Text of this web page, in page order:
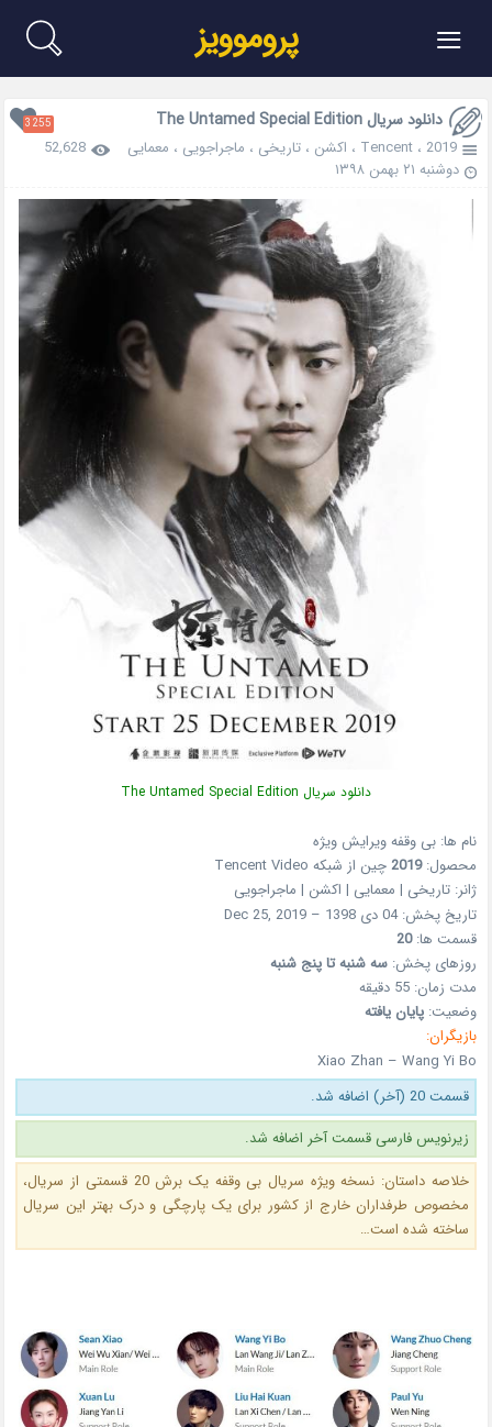
≡ پروموویز
دانلود سریال The Untamed Special Edition 3255
2019 ،Tencent ، اکشن ،تاریخی ، ماجراجویی ، معمایی
52,628
دوشنبه ۲۱ بهمن ۱۳۹۸
دانلود سریال The Untamed Special Edition
نام ها: بی وقفه ویرایش ویژه
محصول:2019چین از شبکه Tencent Video
ژانر: تاریخی | معمایی | اکشن | ماجراجویی
تاریخ پخش: 04 دی 1398 – Dec 25, 2019
قسمت ها:20
روزهای پخش:سه شنبه تا پنج شنبه
مدت زمان: 55 دقیقه
وضعیت:پایان یافته
بازیگران:
Xiao Zhan – Wang Yi Bo
قسمت 20 (آخر) اضافه شد.
زیرنویس فارسی قسمت آخر اضافه شد.
خلاصه داستان: نسخه ویژه سریال بی وقفه یک برش 20 قسمتی از سریال،
مخصوص طرفداران خارج از کشور برای یک پارچگی و درک بهتر این سریال
ساخته شده است…